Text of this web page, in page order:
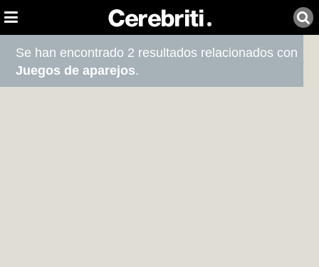
Se han encontrado 2 resultados relacionados con
Juegos de aparejos.